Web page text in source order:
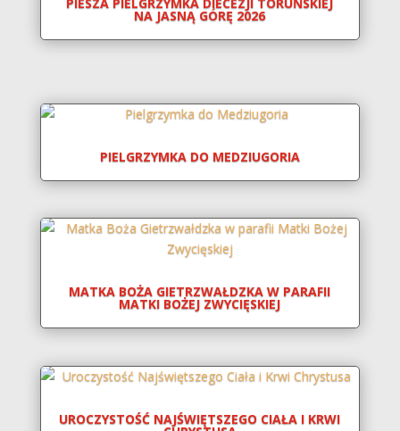
NA JASNĄ GÓRĘ 2026
PIELGRZYMKA DO MEDZIUGORIA
MATKA BOŻA GIETRZWAŁDZKA W PARAFII
MATKI BOŻEJ ZWYCIĘSKIEJ
UROCZYSTOŚĆ NAJŚWIĘTSZEGO CIAŁA I KRWI